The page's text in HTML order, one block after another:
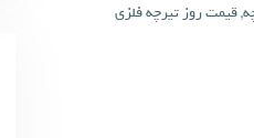
,قیمت روز تیرچه فلزی